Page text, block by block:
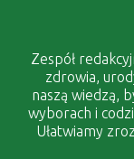
Zespół
zdrowia,
naszą wiedzą,
wyborach i
Ułatwiamy